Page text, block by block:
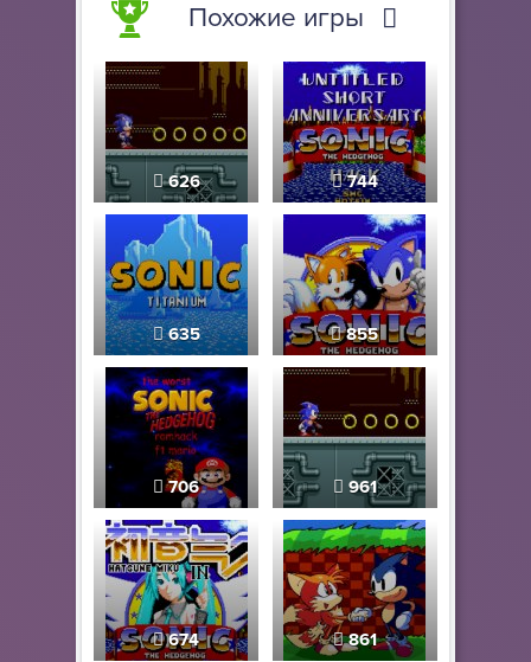
Похожие игры
626 744
635 855
706 961
674 861